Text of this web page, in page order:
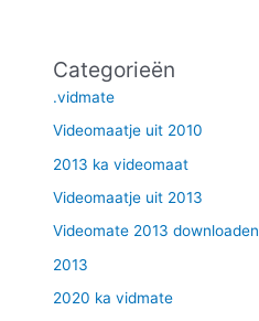
Categorieën
.vidmate
Videomaatje uit 2010
2013 ka videomaat
Videomaatje uit 2013
Videomate 2013 downloaden
2013
2020 ka vidmate